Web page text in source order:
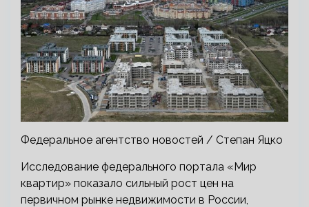
Федеральное агентство новостей / Степан Яцко
Исследование федерального портала «Мир
квартир» показало сильный рост цен на
первичном рынке недвижимости в России,